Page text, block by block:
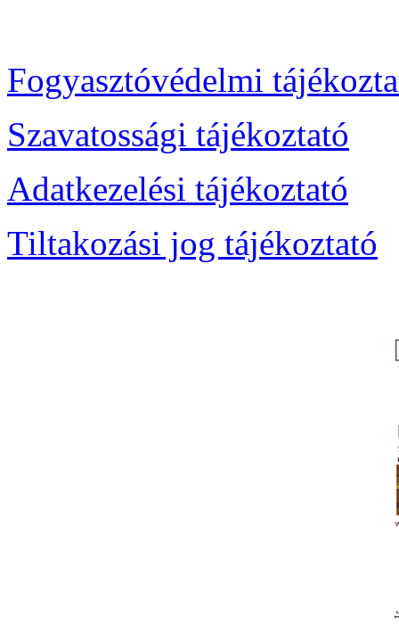
Fogyasztóvédelmi
Szavatossági tájékoztató
Adatkezelési tájékoztató
Tiltakozási jog tájékoztató